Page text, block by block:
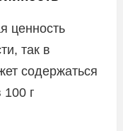
ценность
так в
содержаться
г